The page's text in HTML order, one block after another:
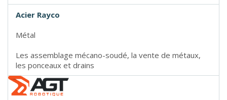
Acier Rayco
Métal
Les assemblage mécano-soudé, la vente de métaux,
les ponceaux et drains